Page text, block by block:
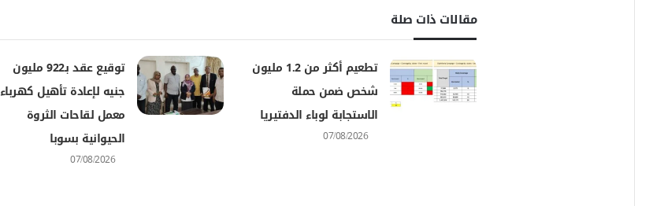
مقالات ذات صلة
تطعيم أكثر من 1.2 مليون
شخص ضمن حملة
الاستجابة لوباء الدفتيريا
07/08/2026
توقيع عقد بـ922 مليون
جنيه لإعادة تأهيل كهرباء
معمل لقاحات الثروة
الحيوانية بسوبا
07/08/2026